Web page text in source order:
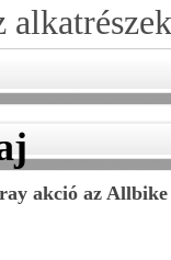
alkatrészek
akció az